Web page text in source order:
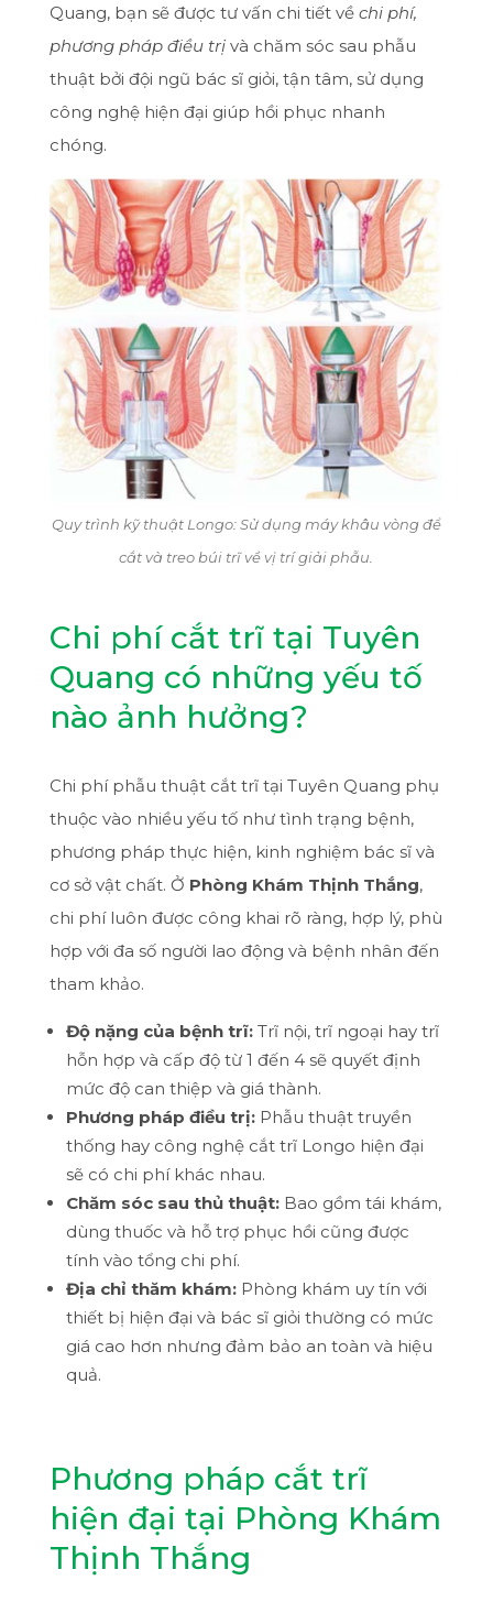
Quang, bạn sẽ được tư vấn chi tiết về chi phí,
phương pháp điều trịvà chăm sóc sau phẫu
thuật bởi đội ngũ bác sĩ giỏi, tận tâm, sử dụng
công nghệ hiện đại giúp hồi phục nhanh
chóng.
Quy trình kỹ thuật Longo: Sử dụng máy khâu vòng để
cắt và treo búi trĩ về vị trí giải phẫu.
Chi phí cắt trĩ tại Tuyên
Quang có những yếu tố
nào ảnh hưởng?
Chi phí phẫu thuật cắt trĩ tại Tuyên Quang phụ
thuộc vào nhiều yếu tố như tình trạng bệnh,
phương pháp thực hiện, kinh nghiệm bác sĩ và
cơ sở vật chất. Ở Phòng Khám Thịnh Thắng,
chi phí luôn được công khai rõ ràng, hợp lý, phù
hợp với đa số người lao động và bệnh nhân đến
tham khảo.
Độ nặng của bệnh trĩ:Trĩ nội, trĩ ngoại hay trĩ
hỗn hợp và cấp độ từ 1 đến 4 sẽ quyết định
mức độ can thiệp và giá thành.
Phương pháp điều trị:Phẫu thuật truyền
thống hay công nghệ cắt trĩ Longo hiện đại
sẽ có chi phí khác nhau.
Chăm sóc sau thủ thuật:Bao gồm tái khám,
dùng thuốc và hỗ trợ phục hồi cũng được
tính vào tổng chi phí.
Địa chỉ thăm khám:Phòng khám uy tín với
thiết bị hiện đại và bác sĩ giỏi thường có mức
giá cao hơn nhưng đảm bảo an toàn và hiệu
quả.
Phương pháp cắt trĩ
hiện đại tại Phòng Khám
Thịnh Thắng